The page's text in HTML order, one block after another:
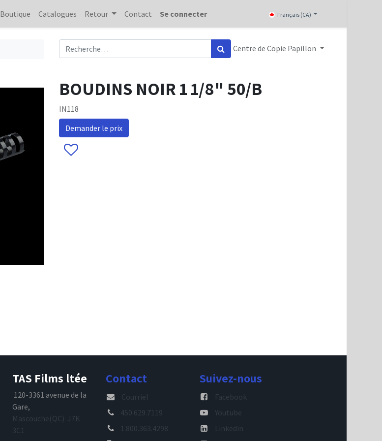
Boutique Catalogues Retour Contact Se connecter Français (CA)
Centre de Copie Papillon
BOUDINS NOIR 1 1/8" 50/B
IN118
Demander le prix
TAS Films ltée
120-3361 avenue de la
Gare,
Mascouche(QC) J7K
3C1
Contact
Courriel
450.629.7119
1.800.363.4298
Suivez-nous
Facebook
Youtube
Linkedin